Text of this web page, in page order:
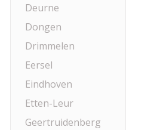
Deurne
Dongen
Drimmelen
Eersel
Eindhoven
Etten-Leur
Geertruidenberg